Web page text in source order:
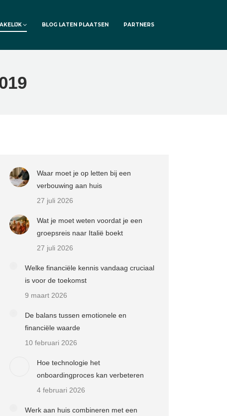
BLOG LATEN PLAATSEN PARTNERS
Waar moet je op letten bij een
verbouwing aan huis
27 juli 2026
Wat je moet weten voordat je een
groepsreis naar Italië boekt
27 juli 2026
Welke financiële kennis vandaag cruciaal
is voor de toekomst
9 maart 2026
De balans tussen emotionele en
financiële waarde
10 februari 2026
Hoe technologie het
onboardingproces kan verbeteren
4 februari 2026
Werk aan huis combineren met een